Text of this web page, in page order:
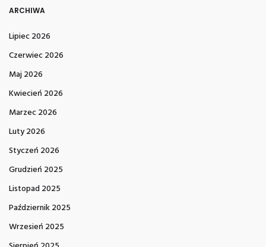
ARCHIWA
Lipiec 2026
Czerwiec 2026
Maj 2026
Kwiecień 2026
Marzec 2026
Luty 2026
Styczeń 2026
Grudzień 2025
Listopad 2025
Październik 2025
Wrzesień 2025